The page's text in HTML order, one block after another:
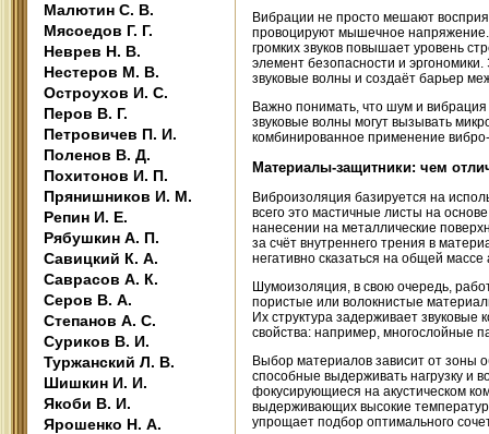
Малютин С. В.
Мясоедов Г. Г.
Неврев Н. В.
Нестеров М. В.
Остроухов И. С.
Перов В. Г.
Петровичев П. И.
Поленов В. Д.
Похитонов И. П.
Прянишников И. М.
Репин И. Е.
Рябушкин А. П.
Савицкий К. А.
Саврасов А. К.
Серов В. А.
Степанов А. С.
Суриков В. И.
Туржанский Л. В.
Шишкин И. И.
Якоби В. И.
Ярошенко Н. А.
Вибрации не просто мешают
провоцируют мышечное
громких звуков повышает уровень
элемент безопасности и
звуковые волны и создаёт барьер
Важно понимать, что шум и вибрация
звуковые волны могут вызывать
комбинированное применение
Материалы-защитники: чем
Виброизоляция базируется на
всего это мастичные листы на
нанесении на металлические
за счёт внутреннего трения в
негативно сказаться на общей массе
Шумоизоляция, в свою очередь,
пористые или волокнистые
Их структура задерживает
свойства: например,
Выбор материалов зависит от зоны
способные выдерживать нагрузку и
фокусирующиеся на акустическом
выдерживающих высокие
упрощает подбор оптимального